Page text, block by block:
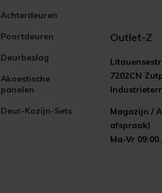
Achterdeuren
Poortdeuren
Deurbeslag
Akoestische
panelen
Deur-Kozijn-Sets
Outlet-Z
7202CN
Magazijn /
afspraak)
Ma-Vr